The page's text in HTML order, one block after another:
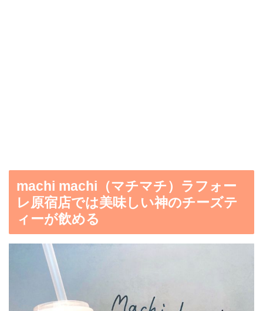
machi machi（マチマチ）ラフォー
レ原宿店では美味しい神のチーズテ
ィーが飲める